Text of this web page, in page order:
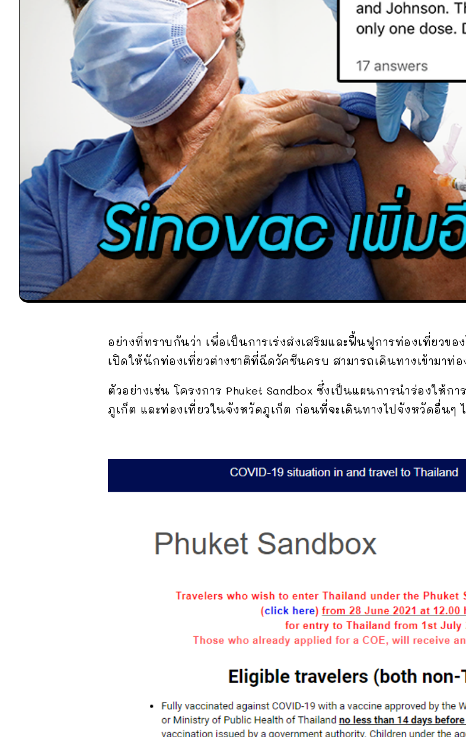
อย่างที่ทราบกันว่า เพื่อเป็นการเร่งส่งเสริมและฟื้นฟูการท่องเที่ยวข
เปิดให้นักท่องเที่ยวต่างชาติที่ฉีดวัคซีนครบ สามารถเดินทางเข้ามาท่อ
ตัวอย่างเช่น โครงการ Phuket Sandbox ซึ่งเป็นแผนการนำร่องให้
ภูเก็ต และท่องเที่ยวในจังหวัดภูเก็ต ก่อนที่จะเดินทางไปจังหวัดอื่นๆ